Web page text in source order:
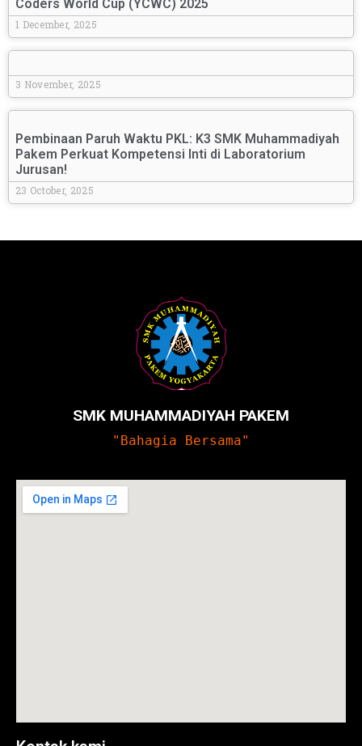
Coders World Cup (YCWC) 2025
1 December, 2025
3 November, 2025
Pembinaan Paruh Waktu PKL: K3 SMK Muhammadiyah
Pakem Perkuat Kompetensi Inti di Laboratorium
Jurusan!
23 October, 2025
SMK MUHAMMADIYAH PAKEM
"Bahagia Bersama"